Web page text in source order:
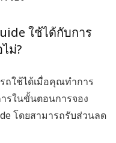
ใช้ได้กับการ
ม่?
ถใช้ได้เมื่อคุณทำการ
รในขั้นตอนการจอง
โดยสามารถรับส่วนลด